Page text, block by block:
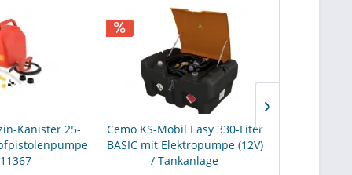
Kanister 25-
Cemo KS-Mobil Easy 330-Liter
BASIC mit Elektropumpe (12V)
/ Tankanlage